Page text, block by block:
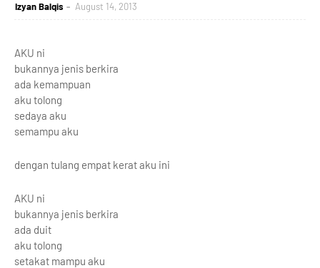
Izyan Balqis August 14, 2013
AKU ni
bukannya jenis berkira
ada kemampuan
aku tolong
sedaya aku
semampu aku
dengan tulang empat kerat aku ini
AKU ni
bukannya jenis berkira
ada duit
aku tolong
setakat mampu aku